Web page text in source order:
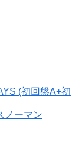
(初回盤A+初
ノーマン